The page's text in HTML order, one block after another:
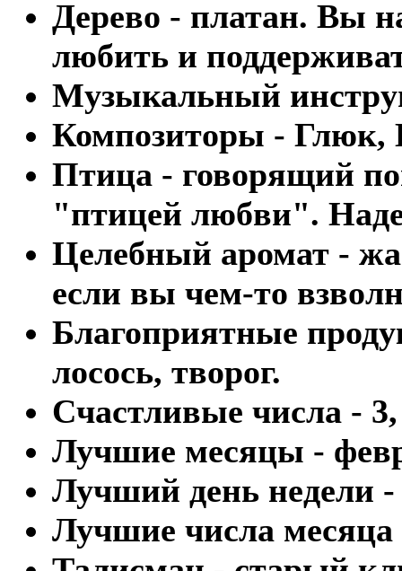
Дерево - платан. Вы
любить и
Музыкальный
Композиторы - Глюк,
Птица - говорящий
"птицей любви".
Целебный аромат -
если вы чем-то
Благоприятные
лосось, творог.
Счастливые числа -
Лучшие месяцы -
Лучший день недели -
Лучшие числа месяца